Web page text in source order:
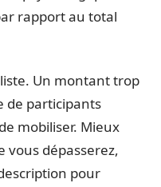
rapport au total
Un montant trop
de participants
mobiliser. Mieux
vous dépasserez,
pour